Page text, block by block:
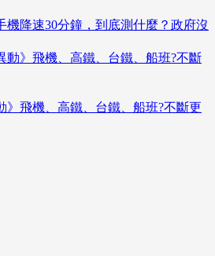
機降速30分鐘，到底測什麼？政府沒
》飛機、高鐵、台鐵、船班?不斷更